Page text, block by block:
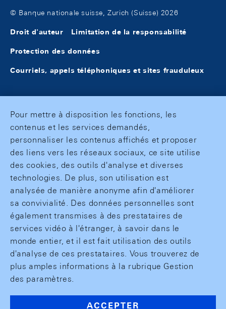
© Banque nationale suisse, Zurich (Suisse) 2026
Droit d'auteur Limitation de la responsabilité
Protection des données
Courriels, appels téléphoniques et sites frauduleux
Pour mettre à disposition les fonctions, les
contenus et les services demandés,
personnaliser les contenus affichés et proposer
des liens vers les réseaux sociaux, ce site utilise
des cookies, des outils d'analyse et diverses
technologies. De plus, son utilisation est
analysée de manière anonyme afin d'améliorer
sa convivialité. Des données personnelles sont
également transmises à des prestataires de
services vidéo à l'étranger, à savoir dans le
monde entier, et il est fait utilisation des outils
d'analyse de ces prestataires. Vous trouverez de
plus amples informations à la rubrique Gestion
des paramètres.
ACCEPTER